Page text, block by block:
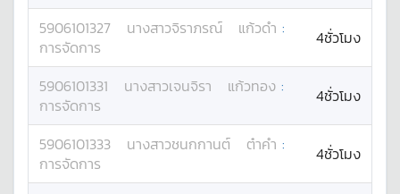
5906101327 นางสาวจิราภรณ์ แก้วดำ :
การจัดการ
4ชั่วโมง
5906101331 นางสาวเจนจิรา แก้วทอง :
การจัดการ
4ชั่วโมง
5906101333 นางสาวชนกกานต์ ต๋าคำ :
การจัดการ
4ชั่วโมง